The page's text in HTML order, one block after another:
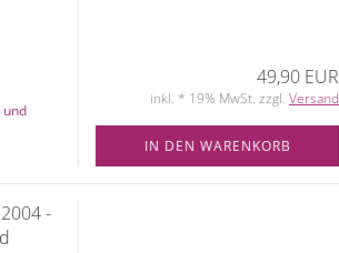
und
49,90 EUR
inkl. * 19% MwSt. zzgl. Versand
IN DEN WARENKORB
-